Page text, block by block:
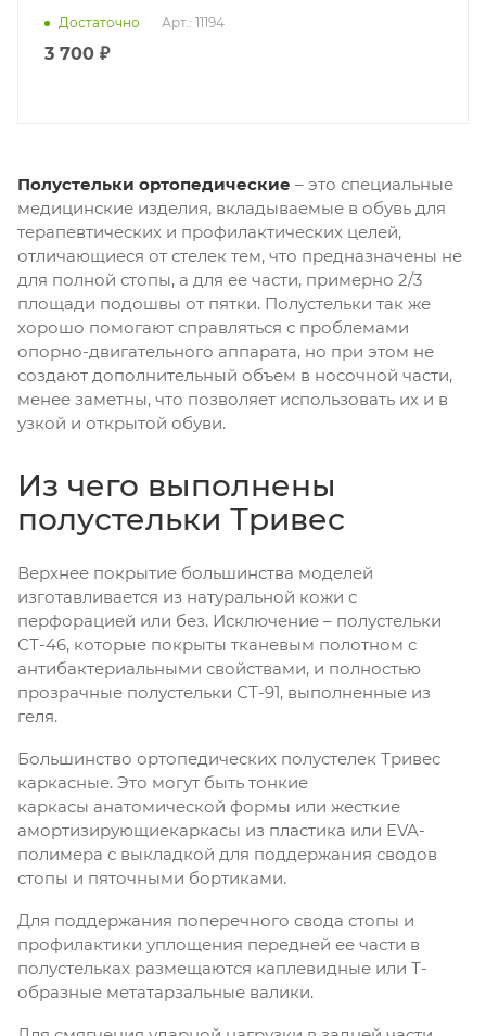
Достаточно Арт.: 11194
3 700 ₽
Полустельки ортопедические – это специальные
медицинские изделия, вкладываемые в обувь для
терапевтических и профилактических целей,
отличающиеся от стелек тем, что предназначены не
для полной стопы, а для ее части, примерно 2/3
площади подошвы от пятки. Полустельки так же
хорошо помогают справляться с проблемами
опорно-двигательного аппарата, но при этом не
создают дополнительный объем в носочной части,
менее заметны, что позволяет использовать их и в
узкой и открытой обуви.
Из чего выполнены
полустельки Тривес
Верхнее покрытие большинства моделей
изготавливается из натуральной кожи с
перфорацией или без. Исключение – полустельки
СТ-46, которые покрыты тканевым полотном с
антибактериальными свойствами, и полностью
прозрачные полустельки СТ-91, выполненные из
геля.
Большинство ортопедических полустелек Тривес
каркасные. Это могут быть тонкие
каркасы анатомической формы или жесткие
амортизирующиекаркасы из пластика или EVA-
полимера с выкладкой для поддержания сводов
стопы и пяточными бортиками.
Для поддержания поперечного свода стопы и
профилактики уплощения передней ее части в
полустельках размещаются каплевидные или Т-
образные метатарзальные валики.